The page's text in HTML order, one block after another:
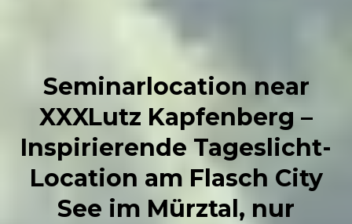
Seminarlocation near
XXXLutz Kapfenberg –
Inspirierende Tageslicht-
Location am Flasch City
See im Mürztal, nur